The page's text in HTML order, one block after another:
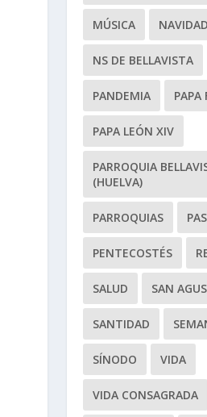
MÚSICA NAVIDAD
NS DE BELLAVISTA
PANDEMIA PAPA
PAPA LEÓN XIV
PARROQUIA
(HUELVA)
PARROQUIAS
PENTECOSTÉS
SALUD SAN
SANTIDAD
SÍNODO VIDA
VIDA CONSAGRADA